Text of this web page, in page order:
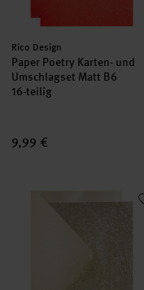
Hersteller:
Rico Design
Paper Poetry Karten- und
Umschlagset Matt B6
16-teilig
9,99 €
Paper Poetry Karten-